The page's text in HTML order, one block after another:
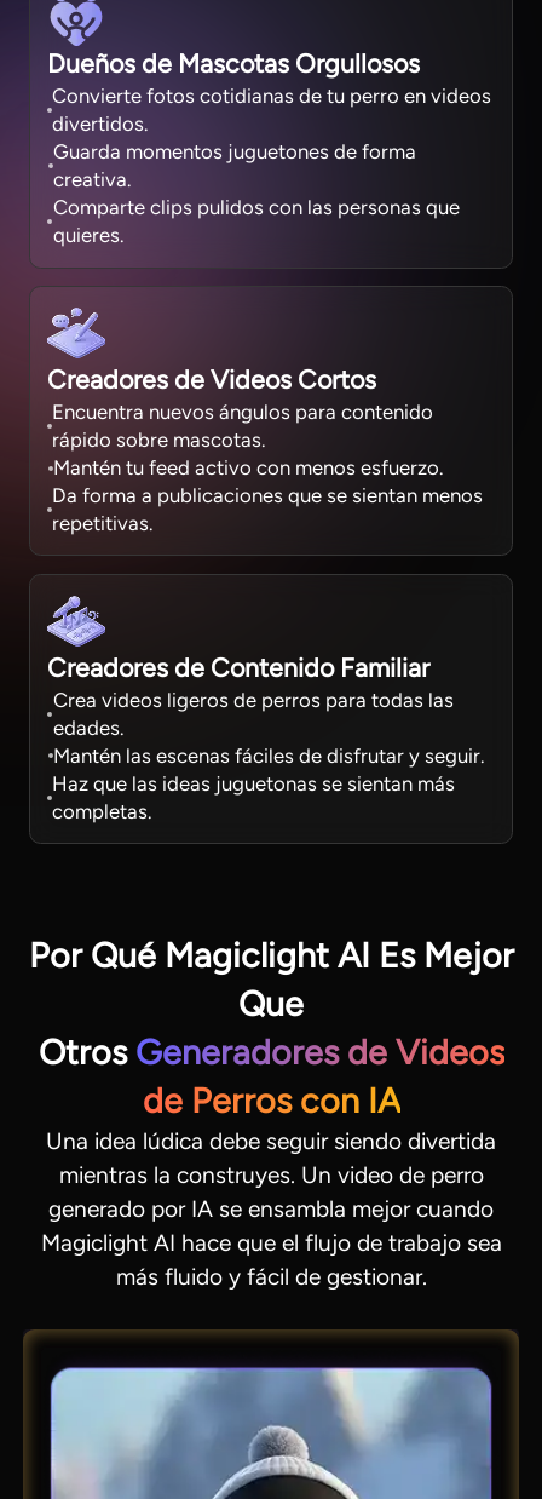
Dueños de Mascotas Orgullosos
Convierte fotos cotidianas de tu perro en videos
divertidos.
Guarda momentos juguetones de forma
creativa.
Comparte clips pulidos con las personas que
quieres.
Creadores de Videos Cortos
Encuentra nuevos ángulos para contenido
rápido sobre mascotas.
Mantén tu feed activo con menos esfuerzo.
Da forma a publicaciones que se sientan menos
repetitivas.
Creadores de Contenido Familiar
Crea videos ligeros de perros para todas las
edades.
Mantén las escenas fáciles de disfrutar y seguir.
Haz que las ideas juguetonas se sientan más
completas.
Por Qué Magiclight AI Es Mejor
Que
Otros Generadores de Videos
de Perros con IA
Una idea lúdica debe seguir siendo divertida
mientras la construyes. Un video de perro
generado por IA se ensambla mejor cuando
Magiclight AI hace que el flujo de trabajo sea
más fluido y fácil de gestionar.